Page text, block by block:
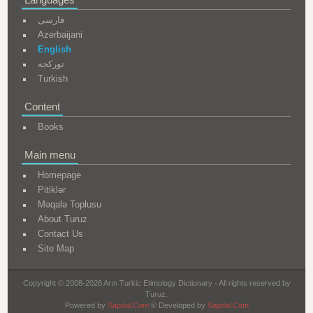
فارسی
Azerbaijani
English
تورکجه
Turkish
Content
Books
Main menu
Homepage
Pitiklər
Məqalə Toplusu
About Turuz
Contact Us
Site Map
Copyright © 2008-2026 Arın Turkic Etimology Dictionary - All rights reserved by
Turuz.
Powered by Sapdal.Com© Developed by Sapdal.Com